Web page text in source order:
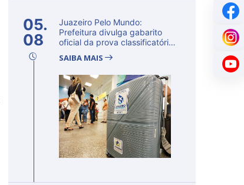
05.
08
Juazeiro Pelo Mundo:
Prefeitura divulga gabarito
oficial da prova classificatória
SAIBA MAIS